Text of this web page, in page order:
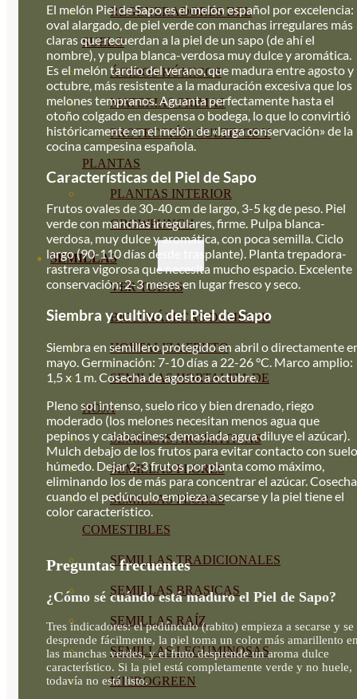
REGENERADORES DEL
SUELO
ÁCIDOS HÚMICOS
MATERIAS PRIMAS
PROTECCIÓN CULTIVOS Y
PLANTAS
PLANTAS INTERIOR
GROWPUNCH
SEMILLAS
VER TODAS
BIODINÁMICAS DEMETER
HORTALIZA FRUTO
SEMILLAS HORTALIZA DE
HOJA
SEMILLAS AROMÁTICAS
SEMILLAS FLORES
SEMILLAS FLORES
COMESTIBLES
SEMILLAS TRADICIONALES
SEMILLAS BRASICAS
SEMILLAS RAÍZ
SEMILLAS LEGUMINOSAS
MICROGREEN
El melón Piel de Sapo es el melón español por excelencia:
oval alargado, de piel verde con manchas irregulares más
claras que recuerdan a la piel de un sapo (de ahí el
nombre), y pulpa blanca-verdosa muy dulce y aromática.
Es el melón tardío del verano, que madura entre agosto y
octubre, más resistente a la maduración excesiva que los
melones tempranos. Aguanta perfectamente hasta el
otoño colgado en despensa o bodega, lo que lo convirtió
históricamente en el melón de «larga conservación» de la
cocina campesina española.
Características del Piel de Sapo
Frutos ovales de 30-40 cm de largo, 3-5 kg de peso. Piel
verde con manchas irregulares, firme. Pulpa blanca-
verdosa, muy dulce y aromática, con poca semilla. Ciclo
largo (90-110 días desde trasplante). Planta trepadora-
rastrera vigorosa que necesita mucho espacio. Excelente
conservación: 2-3 meses en lugar fresco y seco.
Siembra y cultivo del Piel de Sapo
Siembra en semillero protegido en abril o directamente
mayo. Germinación: 7-10 días a 22-26 °C. Marco amplio:
1,5 x 1 m. Cosecha de agosto a octubre.
Pleno sol intenso, suelo rico y bien drenado, riego
moderado (los melones necesitan menos agua que
pepinos y calabacines; demasiada agua diluye el azúcar).
Mulch debajo de los frutos para evitar contacto con suelo
húmedo. Dejar 2-3 frutos por planta como máximo,
eliminando los de más para concentrar el azúcar.
cuando el pedúnculo empieza a secarse y la piel tiene el
color característico.
Preguntas frecuentes
¿Cómo sé cuándo está maduro el Piel de Sapo?
Tres indicadores: el pedúnculo (rabito) empieza a secarse y se
desprende fácilmente, la piel toma un color más amarillento
las manchas verdes, y el fruto desprende un aroma dulce
característico. Si la piel está completamente verde y no huele,
todavía no está listo.